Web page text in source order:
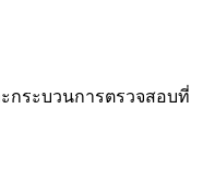
กระบวนการตรวจสอบที่